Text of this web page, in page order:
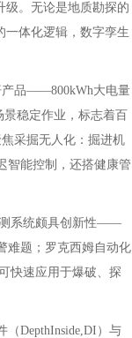
。无论是地质勘探的
一体化逻辑，数字孪生
产品——800kWh大电量
稳定作业，标志着百
采掘无人化：掘进机
智能控制，还搭健康管
系统颇具创新性——
难题；罗克西姆自动化
快速应用于爆破、探
DepthInside,DI）与